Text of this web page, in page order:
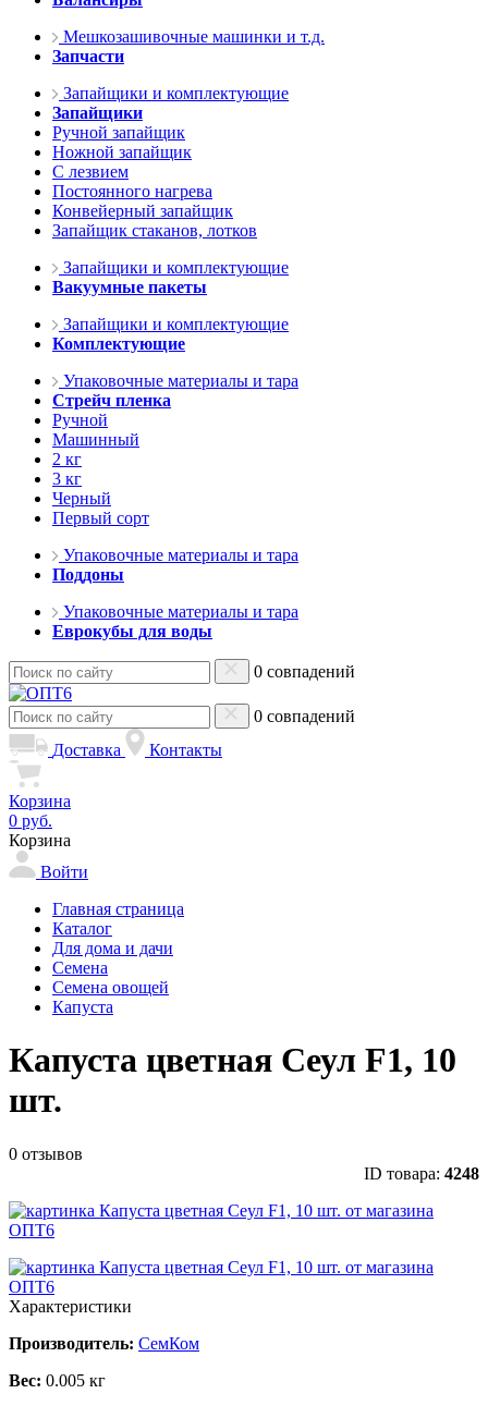
Мешкозашивочные машинки и т.д.
Запчасти
Запайщики и комплектующие
Запайщики
Ручной запайщик
Ножной запайщик
С лезвием
Постоянного нагрева
Конвейерный запайщик
Запайщик стаканов, лотков
Запайщики и комплектующие
Вакуумные пакеты
Запайщики и комплектующие
Комплектующие
Упаковочные материалы и тара
Стрейч пленка
Ручной
Машинный
2 кг
3 кг
Черный
Первый сорт
Упаковочные материалы и тара
Поддоны
Упаковочные материалы и тара
Еврокубы для воды
0 совпадений
0 совпадений
Доставка
Контакты
Корзина
0 руб.
Корзина
Войти
Главная страница
Каталог
Для дома и дачи
Семена
Семена овощей
Капуста
Капуста цветная Сеул F1, 10
шт.
0 отзывов
ID товара: 4248
Характеристики
Производитель: СемКом
Вес: 0.005 кг